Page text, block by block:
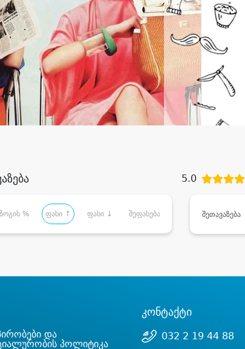
5.0
% ფასი ↑ ფასი ↓ შეფასება შეთავაზება
და
პოლიტიკა
კონტაქტი
032 2 19 44 88